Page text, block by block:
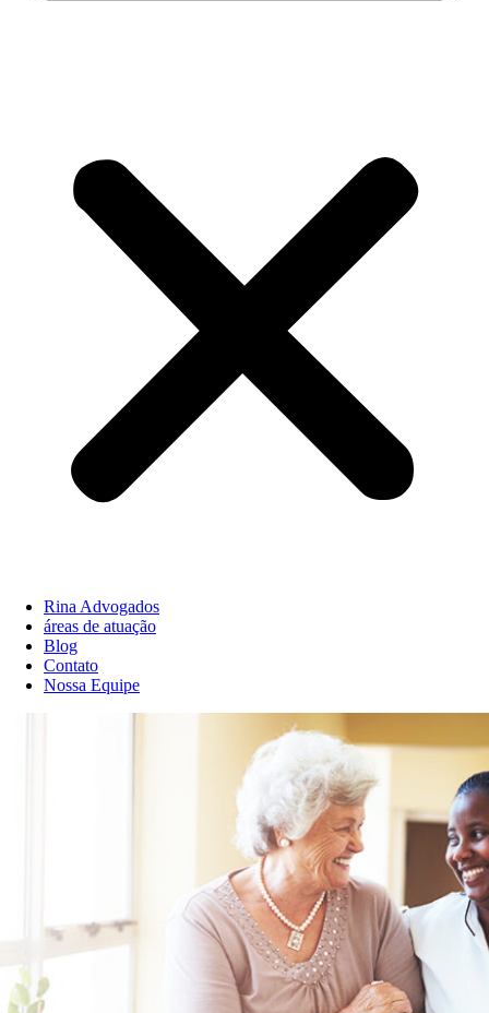
Rina Advogados
áreas de atuação
Blog
Contato
Nossa Equipe